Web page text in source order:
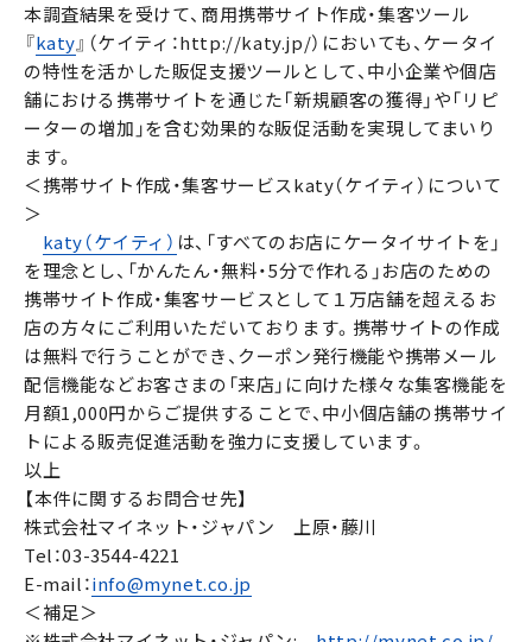
本調査結果を受けて、商用携帯サイト作成・集客ツール
『katy』（ケイティ：http://katy.jp/）においても、ケータイ
の特性を活かした販促支援ツールとして、中小企業や個店
舗における携帯サイトを通じた「新規顧客の獲得」や「リピ
ーターの増加」を含む効果的な販促活動を実現してまいり
ます。
＜携帯サイト作成・集客サービスkaty（ケイティ）について
＞
katy（ケイティ） は、「すべてのお店にケータイサイトを」
を理念とし、「かんたん・無料・5分で作れる」お店のための
携帯サイト作成・集客サービスとして１万店舗を超えるお
店の方々にご利用いただいております。携帯サイトの作成
は無料で行うことができ、クーポン発行機能や携帯メール
配信機能などお客さまの「来店」に向けた様々な集客機能を
月額1,000円からご提供することで、中小個店舗の携帯サイ
トによる販売促進活動を強力に支援しています。
以上
【本件に関するお問合せ先】
株式会社マイネット・ジャパン 上原・藤川
Tel：03-3544-4221
E-mail：info@mynet.co.jp
＜補足＞